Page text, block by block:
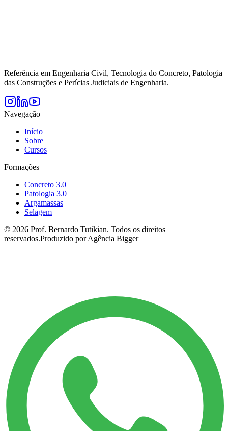
Referência em Engenharia Civil, Tecnologia do Concreto, Patologia
das Construções e Perícias Judiciais de Engenharia.
Navegação
Início
Sobre
Cursos
Formações
Concreto 3.0
Patologia 3.0
Argamassas
Selagem
© 2026 Prof. Bernardo Tutikian. Todos os direitos
reservados.Produzido por Agência Bigger